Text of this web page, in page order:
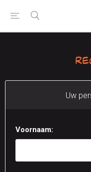
Uw
Voornaam: